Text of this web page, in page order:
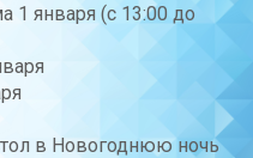
1 января (с 13:00 до
в Новогоднюю ночь